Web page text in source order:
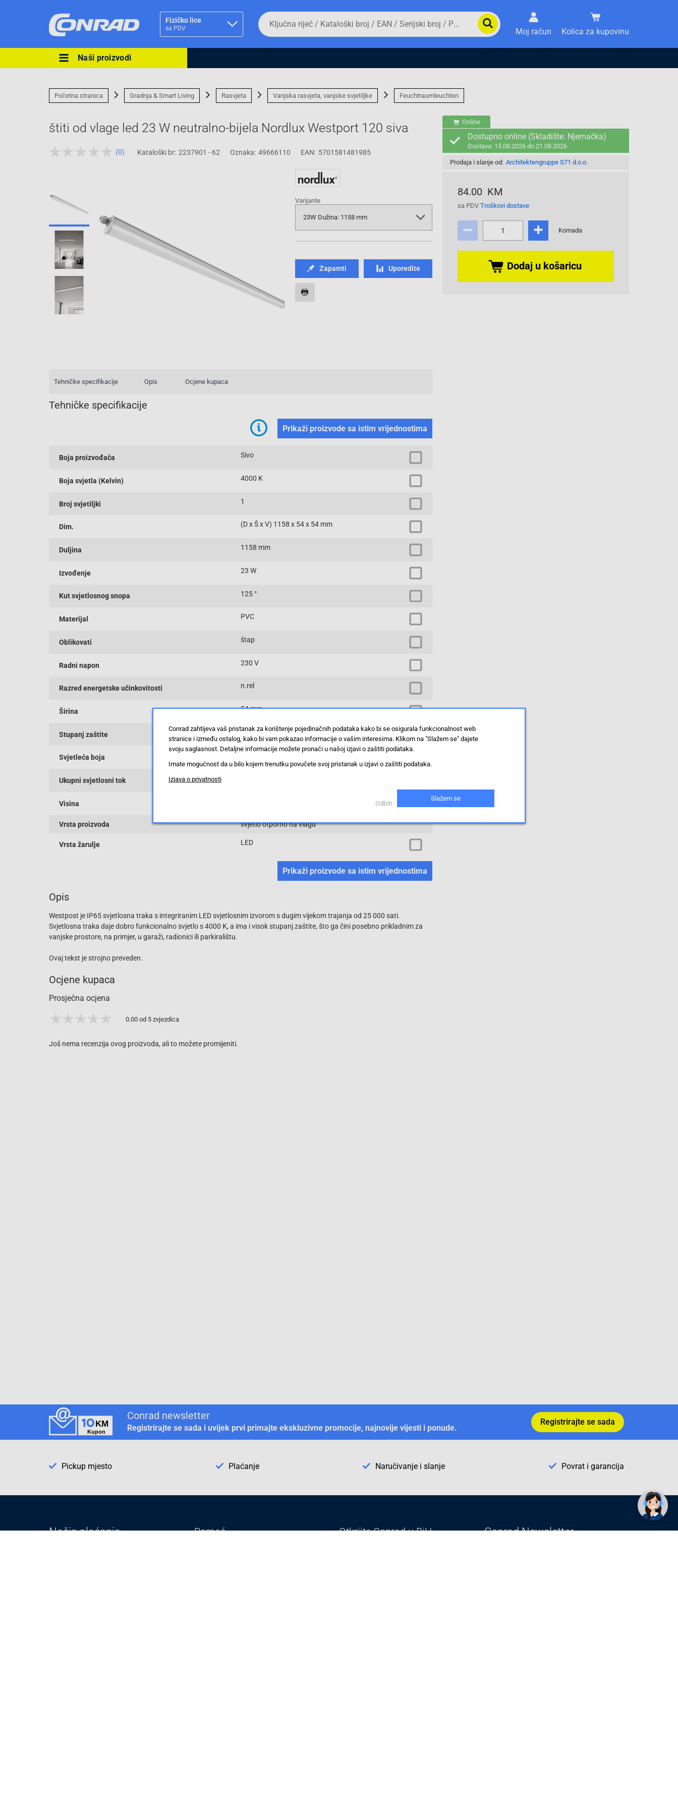
Fizičko lice
sa PDV
Ova postavka prilagođava asortiman proizvoda i
Pravno lice Fizičko lice
Da
biste
potražili
proizvod,
broj,
EAN
serijski
broj
Moj račun Kolica za kupovinu
Naši proizvodi
Početna stranica Gradnja & Smart Living Rasvjeta Vanjska rasvjeta, vanjske svjetiljke Feuchtraumleuchten
štiti od vlage led 23 W neutralno-bijela Nordlux Westport 120 siva
(0) Kataloški br: 2237901 - 62 Oznaka: 49666110 EAN: 5701581481985
Online
Dostupno online (Skladište: Njemačka)
Dostava: 15.08.2026 do 21.08.2026
Prodaja i slanje od: Architektengruppe S71 d.o.o.
84.00 KM
sa PDV Troškovi dostave
Komada
Dodaj u košaricu
Varijante
Zapamti Uporedite
Tehničke specifikacije Opis Ocjene kupaca
Tehničke specifikacije
Prikaži proizvode sa istim vrijednostima
Boja proizvođača Sivo
Boja svjetla (Kelvin) 4000 K
Broj svjetiljki 1
Dim. (D x Š x V) 1158 x 54 x 54 mm
Duljina 1158 mm
Izvođenje 23 W
Kut svjetlosnog snopa 125 °
Materijal PVC
Oblikovati štap
Radni napon 230 V
Razred energetske učinkovitosti n.rel
Širina 54 mm
Stupanj zaštite IP65
Svjetleća boja neutralna bijela
Ukupni svjetlosni tok
Visina
Vrsta proizvoda svjetlo otporno na vlagu
Vrsta žarulje LED
Prikaži proizvode sa istim vrijednostima
Opis
Westpost je IP65 svjetlosna traka s integriranim LED svjetlosnim izvorom s dugim vijekom trajanja od 25 000 sati.
Svjetlosna traka daje dobro funkcionalno svjetlo s 4000 K, a ima i visok stupanj zaštite, što ga čini posebno prikladnim za
vanjske prostore, na primjer, u garaži, radionici ili parkiralištu.
Ovaj tekst je strojno preveden.
Ocjene kupaca
Prosječna ocjena
0.00 od 5 zvjezdica
Još nema recenzija ovog proizvoda, ali to možete promijeniti.
Conrad newsletter
Registrirajte se sada i uvijek prvi primajte ekskluzivne promocije, najnovije vijesti i ponude.
Registrirajte se sada
Pickup mjesto Plaćanje Naručivanje i slanje Povrat i garancija
Način plaćanja Pomoć Otkrijte Conrad u BiH Conrad Newsletter
Conrad zahtijeva vaš pristanak za korištenje pojedinačnih podataka kako bi se osigurala funkcionalnost web
stranice i između ostalog, kako bi vam pokazao informacije o vašim interesima. Klikom na "Slažem se" dajete
svoju saglasnost. Detaljne informacije možete pronaći u našoj izjavi o zaštiti podataka.
Imate mogućnost da u bilo kojem trenutku povučete svoj pristanak u izjavi o zaštiti podataka.
Izjava o privatnosti
Odbiti
Slažem se